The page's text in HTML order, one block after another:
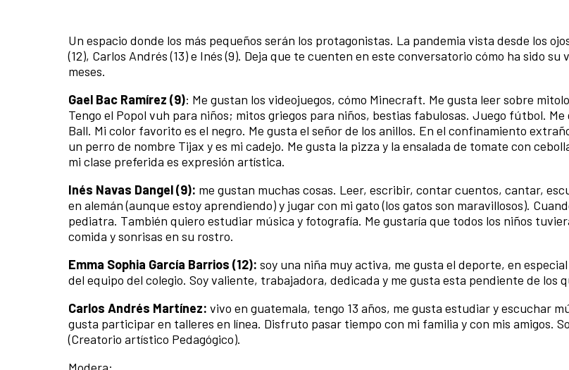
Un espacio donde los más pequeños serán los protagonistas. La pandemia vista desde los
(12), Carlos Andrés (13) e Inés (9). Deja que te cuenten en este conversatorio cómo ha sido su
meses.
Gael Bac Ramírez (9): Me gustan los videojuegos, cómo Minecraft. Me gusta leer sobre
Tengo el Popol vuh para niños; mitos griegos para niños, bestias fabulosas. Juego fútbol. Me
Ball. Mi color favorito es el negro. Me gusta el señor de los anillos. En el confinamiento
un perro de nombre Tijax y es mi cadejo. Me gusta la pizza y la ensalada de tomate con
mi clase preferida es expresión artística.
Inés Navas Dangel (9): me gustan muchas cosas. Leer, escribir, contar cuentos, cantar,
en alemán (aunque estoy aprendiendo) y jugar con mi gato (los gatos son maravillosos).
pediatra. También quiero estudiar música y fotografía. Me gustaría que todos los niños
comida y sonrisas en su rostro.
Emma Sophia García Barrios (12): soy una niña muy activa, me gusta el deporte, en
del equipo del colegio. Soy valiente, trabajadora, dedicada y me gusta esta pendiente de los
Carlos Andrés Martínez: vivo en guatemala, tengo 13 años, me gusta estudiar y escuchar
gusta participar en talleres en línea. Disfruto pasar tiempo con mi familia y con mis amigos.
(Creatorio artístico Pedagógico).